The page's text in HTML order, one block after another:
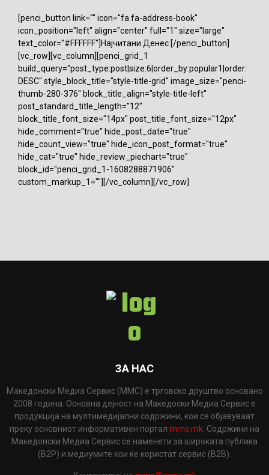
[penci_button link="" icon="fa fa-address-book"
icon_position="left" align="center" full="1" size="large"
text_color="#FFFFFF"]Најчитани Денес [/penci_button]
[vc_row][vc_column][penci_grid_1
build_query="post_type:post|size:6|order_by:popular1|order:
DESC" style_block_title="style-title-grid" image_size="penci-
thumb-280-376" block_title_align="style-title-left"
post_standard_title_length="12"
block_title_font_size="14px" post_title_font_size="12px"
hide_comment="true" hide_post_date="true"
hide_count_view="true" hide_icon_post_format="true"
hide_cat="true" hide_review_piechart="true"
block_id="penci_grid_1-1608288871906"
custom_markup_1=""][/vc_column][/vc_row]
ЗА НАС
Македонски Медиа Сервис (ММС) е трговско друштво основано
2008 година. Основна дејност на Македоски Медиа Сервис е
продукција на мултимедијални содржини, кои се објавуваат
преку основниот информативен портал mms.mk . Содржини на
Македонски Медиа Сервис се наменети за широката публика
(B2P) и медиумите кои ќе користат сервис (B2B).